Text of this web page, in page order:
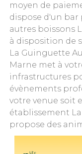
moyen de
dispose d'un
autres boissons
à disposition de
La Guinguette
Marne met à
infrastructures
évènements
votre venue soit
établissement
propose des